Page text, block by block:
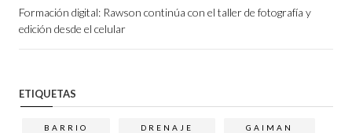
Formación digital: Rawson continúa con el taller de fotografía y
edición desde el celular
ETIQUETAS
BARRIO DRENAJE GAIMAN